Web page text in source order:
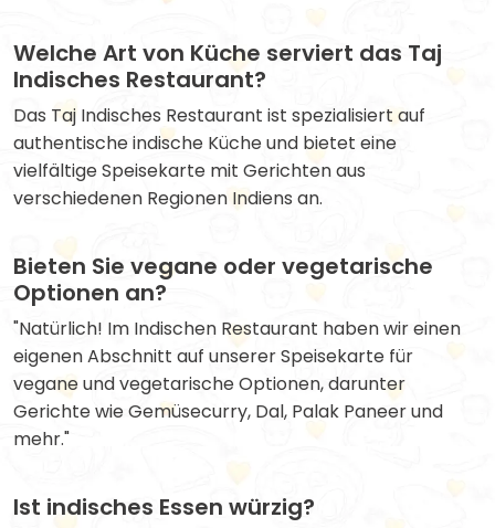
Welche Art von Küche serviert das Taj
Indisches Restaurant?
Das Taj Indisches Restaurant ist spezialisiert auf
authentische indische Küche und bietet eine
vielfältige Speisekarte mit Gerichten aus
verschiedenen Regionen Indiens an.
Bieten Sie vegane oder vegetarische
Optionen an?
"Natürlich! Im Indischen Restaurant haben wir einen
eigenen Abschnitt auf unserer Speisekarte für
vegane und vegetarische Optionen, darunter
Gerichte wie Gemüsecurry, Dal, Palak Paneer und
mehr."
Ist indisches Essen würzig?